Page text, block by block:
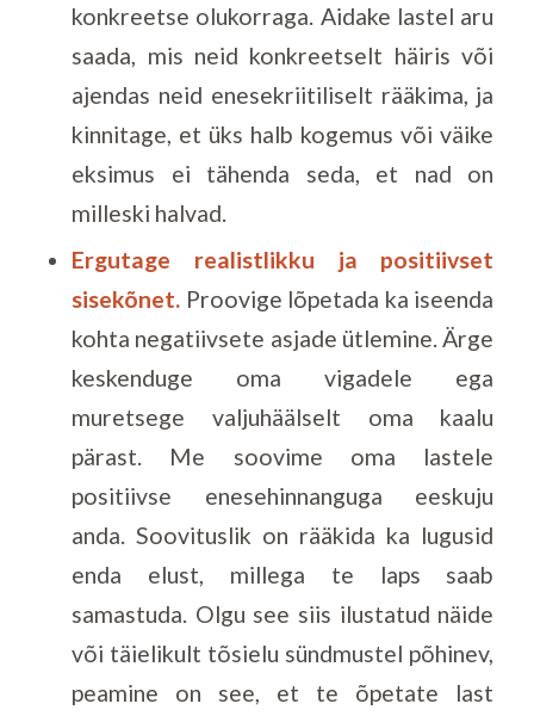
konkreetse olukorraga. Aidake lastel aru
saada, mis neid konkreetselt häiris või
ajendas neid enesekriitiliselt rääkima, ja
kinnitage, et üks halb kogemus või väike
eksimus ei tähenda seda, et nad on
milleski halvad.
Ergutage realistlikku ja positiivset
sisekõnet. Proovige lõpetada ka iseenda
kohta negatiivsete asjade ütlemine. Ärge
keskenduge oma vigadele ega
muretsege valjuhäälselt oma kaalu
pärast. Me soovime oma lastele
positiivse enesehinnanguga eeskuju
anda. Soovituslik on rääkida ka lugusid
enda elust, millega te laps saab
samastuda. Olgu see siis ilustatud näide
või täielikult tõsielu sündmustel põhinev,
peamine on see, et te õpetate last